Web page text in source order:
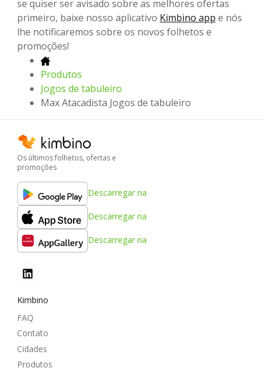
se quiser ser avisado sobre as melhores ofertas
primeiro, baixe nosso aplicativo Kimbino app e nós
lhe notificaremos sobre os novos folhetos e
promoções!
Produtos
Jogos de tabuleiro
Max Atacadista Jogos de tabuleiro
Os últimos folhetos, ofertas e
promoções
Descarregar na
Descarregar na
Descarregar na
Kimbino
FAQ
Contato
Cidades
Produtos